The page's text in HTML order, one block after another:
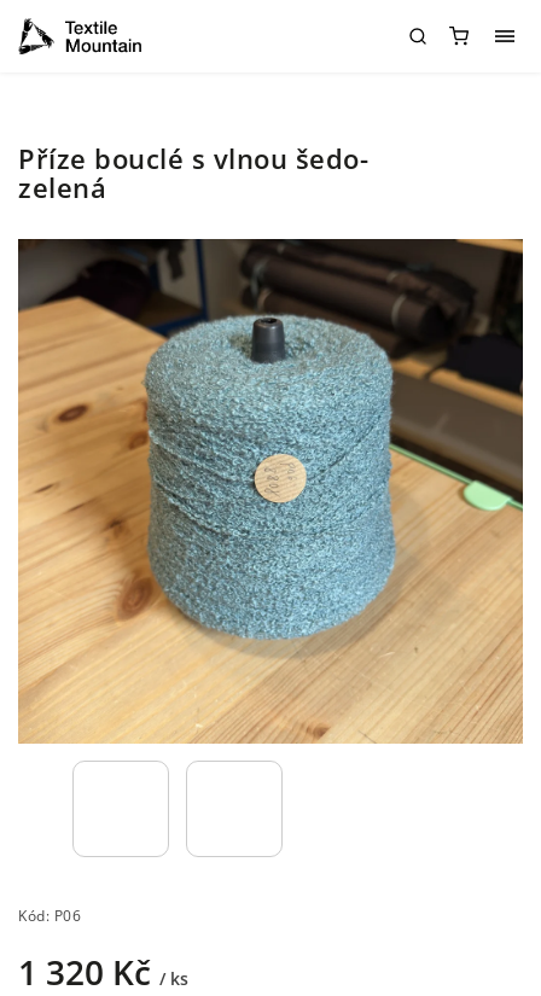
Příze bouclé s vlnou šedo-
zelená
Kód: P06
1 320 Kč / ks